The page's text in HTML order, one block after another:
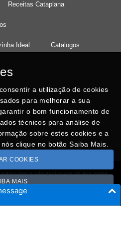
Receitas Cataplana
Ideal Catalogos
em vigor e são exclusivos da loja online
2026
porOptimeios
a utilização de cookies
para melhorar a sua
o bom funcionamento de
técnicos para análise de
sobre estes cookies e a
clique no botão Saiba Mais.
COOKIES
MAIS